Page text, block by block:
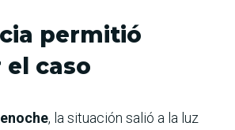
permitió
caso
, la situación salió a la luz